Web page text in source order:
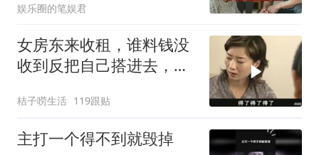
娱乐圈的笔娱君
女房东来收租，谁料钱没
收到反把自己搭进去，这
桔子唠生活 119跟贴
主打一个得不到就毁掉